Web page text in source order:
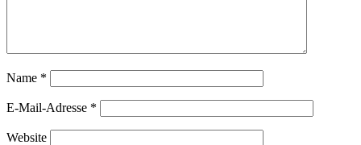
Name *
E-Mail-Adresse *
Website